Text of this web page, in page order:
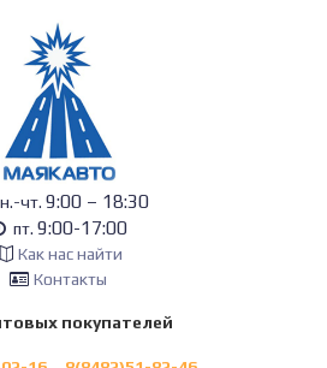
чт. 9:00 – 18:30
пт. 9:00-17:00
Как нас найти
Контакты
покупателей